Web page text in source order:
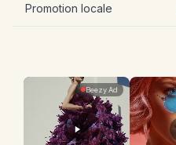
Promotion locale